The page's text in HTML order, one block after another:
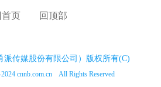
首页 回顶部
派传媒股份有限公司）版权所有(C)
cnnb.com.cn All Rights Reserved